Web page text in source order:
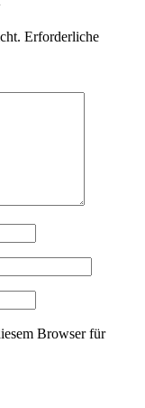
Erforderliche
Browser für